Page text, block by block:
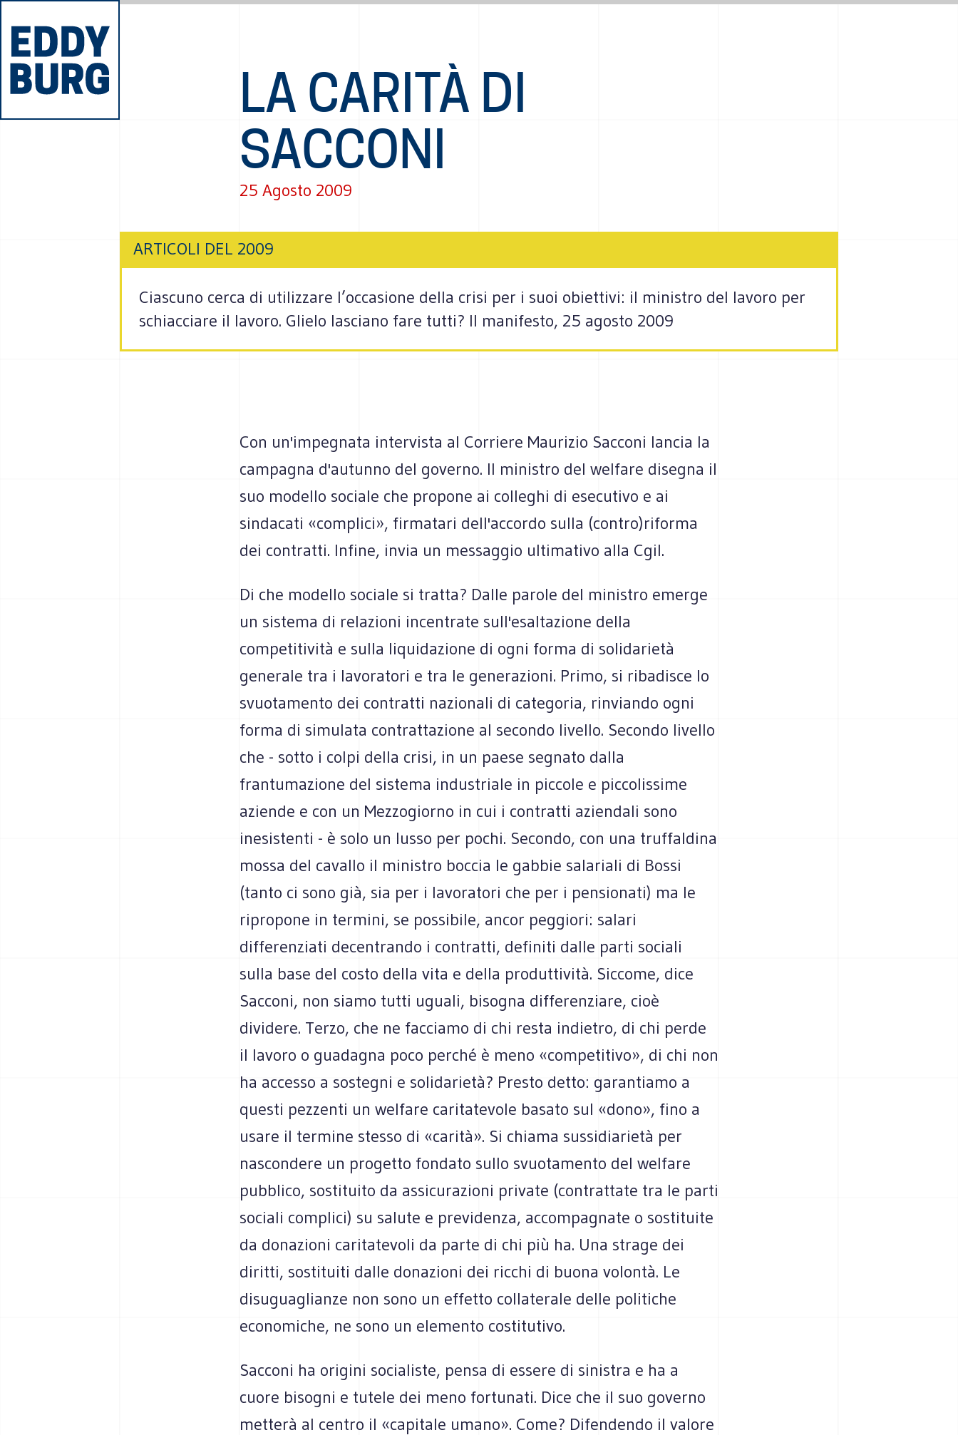
LA CARITÀ DI
SACCONI
25 Agosto 2009
ARTICOLI DEL 2009
Ciascuno cerca di utilizzare l’occasione della crisi per i suoi obiettivi: il ministro del lavoro per
schiacciare il lavoro. Glielo lasciano fare tutti? Il manifesto, 25 agosto 2009
Con un'impegnata intervista al Corriere Maurizio Sacconi lancia la
campagna d'autunno del governo. Il ministro del welfare disegna il
suo modello sociale che propone ai colleghi di esecutivo e ai
sindacati «complici», firmatari dell'accordo sulla (contro)riforma
dei contratti. Infine, invia un messaggio ultimativo alla Cgil.
Di che modello sociale si tratta? Dalle parole del ministro emerge
un sistema di relazioni incentrate sull'esaltazione della
competitività e sulla liquidazione di ogni forma di solidarietà
generale tra i lavoratori e tra le generazioni. Primo, si ribadisce lo
svuotamento dei contratti nazionali di categoria, rinviando ogni
forma di simulata contrattazione al secondo livello. Secondo livello
che - sotto i colpi della crisi, in un paese segnato dalla
frantumazione del sistema industriale in piccole e piccolissime
aziende e con un Mezzogiorno in cui i contratti aziendali sono
inesistenti - è solo un lusso per pochi. Secondo, con una truffaldina
mossa del cavallo il ministro boccia le gabbie salariali di Bossi
(tanto ci sono già, sia per i lavoratori che per i pensionati) ma le
ripropone in termini, se possibile, ancor peggiori: salari
differenziati decentrando i contratti, definiti dalle parti sociali
sulla base del costo della vita e della produttività. Siccome, dice
Sacconi, non siamo tutti uguali, bisogna differenziare, cioè
dividere. Terzo, che ne facciamo di chi resta indietro, di chi perde
il lavoro o guadagna poco perché è meno «competitivo», di chi non
ha accesso a sostegni e solidarietà? Presto detto: garantiamo a
questi pezzenti un welfare caritatevole basato sul «dono», fino a
usare il termine stesso di «carità». Si chiama sussidiarietà per
nascondere un progetto fondato sullo svuotamento del welfare
pubblico, sostituito da assicurazioni private (contrattate tra le parti
sociali complici) su salute e previdenza, accompagnate o sostituite
da donazioni caritatevoli da parte di chi più ha. Una strage dei
diritti, sostituiti dalle donazioni dei ricchi di buona volontà. Le
disuguaglianze non sono un effetto collaterale delle politiche
economiche, ne sono un elemento costitutivo.
Sacconi ha origini socialiste, pensa di essere di sinistra e ha a
cuore bisogni e tutele dei meno fortunati. Dice che il suo governo
metterà al centro il «capitale umano». Come? Difendendo il valore